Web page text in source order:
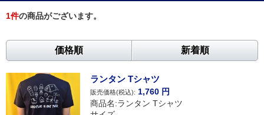
1件の商品がございます。
価格順 新着順
ランタン Tシャツ
販売価格(税込): 1,760 円
商品名:ランタン Tシャツ